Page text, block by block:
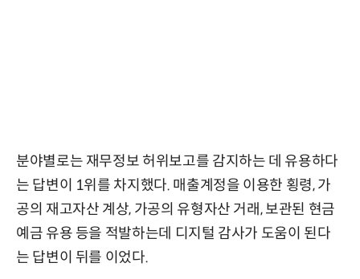
분야별로는 재무정보 허위보고를 감지하는 데 유용하다
는 답변이 1위를 차지했다. 매출계정을 이용한 횡령, 가
공의 재고자산 계상, 가공의 유형자산 거래, 보관된 현금
예금 유용 등을 적발하는데 디지털 감사가 도움이 된다
는 답변이 뒤를 이었다.